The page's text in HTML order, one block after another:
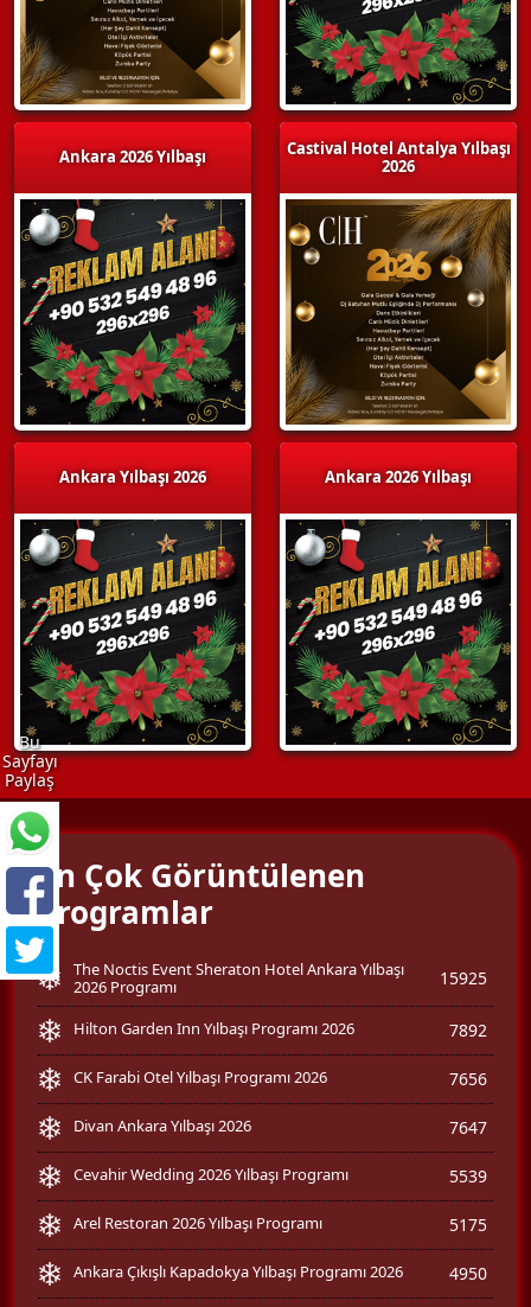
Ankara 2026 Yılbaşı
Ankara Yılbaşı 2026
Castival Hotel Antalya Yılbaşı
2026
Ankara 2026 Yılbaşı
Bu
Sayfayı
Paylaş
En Çok Görüntülenen
Programlar
The Noctis Event Sheraton Hotel Ankara Yılbaşı
2026 Programı
15925
Hilton Garden Inn Yılbaşı Programı 2026 7892
CK Farabi Otel Yılbaşı Programı 2026 7656
Divan Ankara Yılbaşı 2026 7647
Cevahir Wedding 2026 Yılbaşı Programı 5539
Arel Restoran 2026 Yılbaşı Programı 5175
Ankara Çıkışlı Kapadokya Yılbaşı Programı 2026 4950